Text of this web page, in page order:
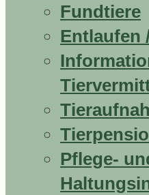
Fundtiere
Entlaufen
Pflege-